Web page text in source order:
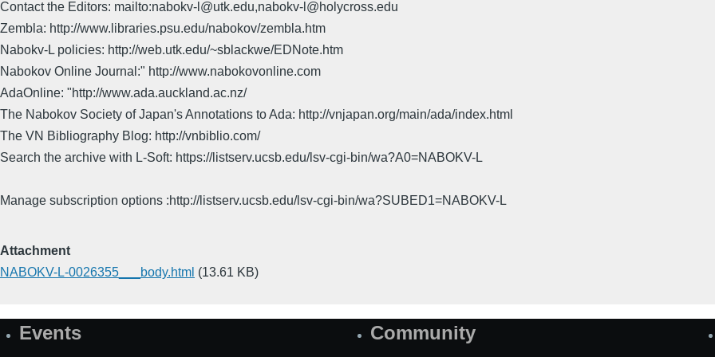
Contact the Editors: mailto:nabokv-l@utk.edu,nabokv-l@holycross.edu
Zembla: http://www.libraries.psu.edu/nabokov/zembla.htm
Nabokv-L policies: http://web.utk.edu/~sblackwe/EDNote.htm
Nabokov Online Journal:" http://www.nabokovonline.com
AdaOnline: "http://www.ada.auckland.ac.nz/
The Nabokov Society of Japan's Annotations to Ada: http://vnjapan.org/main/ada/index.html
The VN Bibliography Blog: http://vnbiblio.com/
Search the archive with L-Soft: https://listserv.ucsb.edu/lsv-cgi-bin/wa?A0=NABOKV-L
Manage subscription options :http://listserv.ucsb.edu/lsv-cgi-bin/wa?SUBED1=NABOKV-L
Attachment
NABOKV-L-0026355___body.html (13.61 KB)
SiteEvents Community